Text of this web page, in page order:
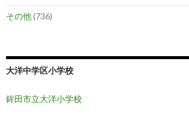
その他(736)
大洋中学区小学校
鉾田市立大洋小学校